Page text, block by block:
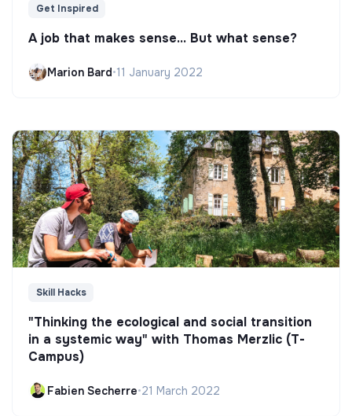
Get Inspired
A job that makes sense... But what sense?
Marion Bard•11 January 2022
Skill Hacks
"Thinking the ecological and social transition
in a systemic way" with Thomas Merzlic (T-
Campus)
Fabien Secherre•21 March 2022